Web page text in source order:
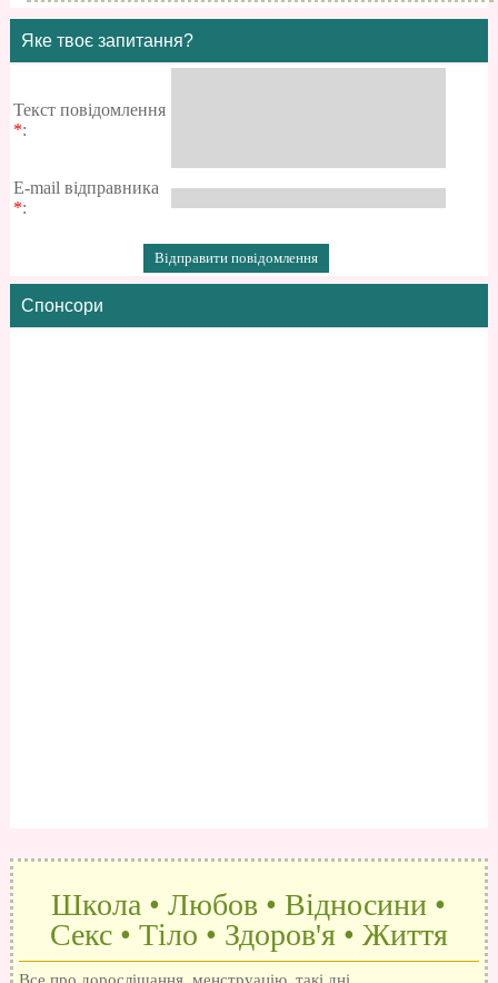
Яке твоє запитання?
Текст повідомлення
*:
E-mail відправника
*:
Спонсори
Школа • Любов • Відносини •
Секс • Тіло • Здоров'я • Життя